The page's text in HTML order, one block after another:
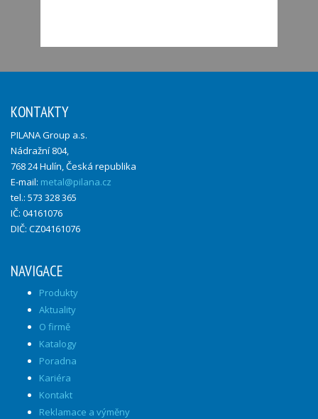
KONTAKTY
PILANA Group a.s.
Nádražní 804,
768 24 Hulín, Česká republika
E-mail: metal@pilana.cz
tel.: 573 328 365
IČ: 04161076
DIČ: CZ04161076
NAVIGACE
Produkty
Aktuality
O firmě
Katalogy
Poradna
Kariéra
Kontakt
Reklamace a výměny